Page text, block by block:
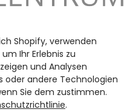
Shopify, verwenden
Ihr Erlebnis zu
und Analysen
oder andere Technologien
Sie dem zustimmen.
.